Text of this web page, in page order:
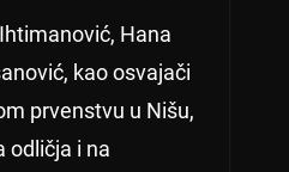
Hana
kao osvajači
prvenstvu u Nišu,
odličja i na